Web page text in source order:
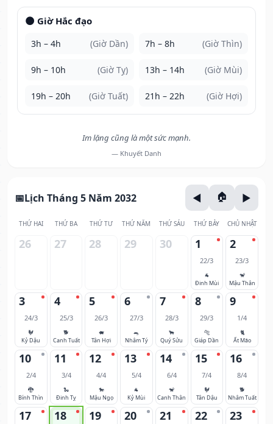
🌑 Giờ Hắc đạo
3h – 4h (Giờ Dần) 7h – 8h (Giờ Thìn)
9h – 10h (Giờ Tỵ) 13h – 14h (Giờ Mùi)
19h – 20h (Giờ Tuất) 21h – 22h (Giờ Hợi)
Im lặng cũng là một sức mạnh.
— Khuyết Danh
Lịch Tháng 5 Năm 2032
THỨ HAI THỨ BA THỨ TƯ THỨ NĂM THỨ SÁU THỨ BẢY CHỦ NHẬT
26 27 28 29 30 1
22/3
🐐
Đinh Mùi
2
23/3
🐒
Mậu Thân
3
24/3
🐓
Kỷ Dậu
4
25/3
🐕
Canh Tuất
5
26/3
🐖
Tân Hợi
6
27/3
🐀
Nhâm Tý
7
28/3
🐂
Quý Sửu
8
29/3
🐅
Giáp Dần
9
1/4
🐈
Ất Mão
10
2/4
🐉
Bính Thìn
11
3/4
🐍
Đinh Tỵ
12
4/4
🐎
Mậu Ngọ
13
5/4
🐐
Kỷ Mùi
14
6/4
🐒
Canh Thân
15
7/4
🐓
Tân Dậu
16
8/4
🐕
Nhâm Tuất
17 18 19 20 21 22 23